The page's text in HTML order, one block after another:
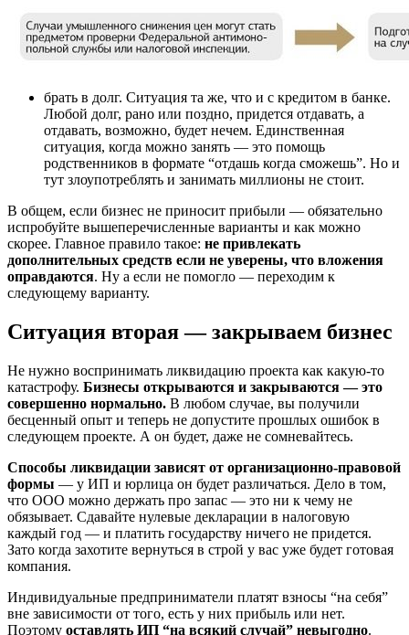
брать в долг. Ситуация та же, что и с кредитом в банке.
Любой долг, рано или поздно, придется отдавать, а
отдавать, возможно, будет нечем. Единственная
ситуация, когда можно занять — это помощь
родственников в формате “отдашь когда сможешь”. Но и
тут злоупотреблять и занимать миллионы не стоит.
В общем, если бизнес не приносит прибыли — обязательно
испробуйте вышеперечисленные варианты и как можно
скорее. Главное правило такое: не привлекать
дополнительных средств если не уверены, что вложения
оправдаются. Ну а если не помогло — переходим к
следующему варианту.
Ситуация вторая — закрываем бизнес
Не нужно воспринимать ликвидацию проекта как какую-то
катастрофу. Бизнесы открываются и закрываются — это
совершенно нормально. В любом случае, вы получили
бесценный опыт и теперь не допустите прошлых ошибок в
следующем проекте. А он будет, даже не сомневайтесь.
Способы ликвидации зависят от организационно-правовой
формы — у ИП и юрлица он будет различаться. Дело в том,
что ООО можно держать про запас — это ни к чему не
обязывает. Сдавайте нулевые декларации в налоговую
каждый год — и платить государству ничего не придется.
Зато когда захотите вернуться в строй у вас уже будет готовая
компания.
Индивидуальные предприниматели платят взносы “на себя”
вне зависимости от того, есть у них прибыль или нет.
Поэтому оставлять ИП “на всякий случай” невыгодно.